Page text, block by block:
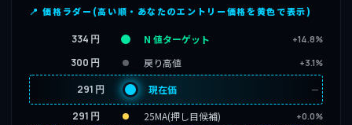
📍 価格ラダー(高い順・あなたのエントリー価格を黄色で表示)
334 円 N 値ターゲット +14.8%
300 円 戻り高値 +3.1%
291 円 現在価 ─
291 円 25MA(押し目候補) +0.0%